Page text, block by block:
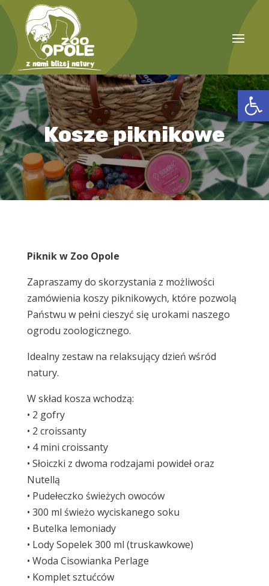
Kosze piknikowe
Piknik w Zoo Opole
Zapraszamy do skorzystania z możliwości
zamówienia koszy piknikowych, które pozwolą
Państwu w pełni cieszyć się urokami naszego
ogrodu zoologicznego.
Idealny zestaw na relaksujący dzień wśród
natury.
W skład kosza wchodzą:
• 2 gofry
• 2 croissanty
• 4 mini croissanty
• Słoiczki z dwoma rodzajami powideł oraz
Nutellą
• Pudełeczko świeżych owoców
• 300 ml świeżo wyciskanego soku
• Butelka lemoniady
• Lody Sopelek 300 ml (truskawkowe)
• Woda Cisowianka Perlage
• Komplet sztućców